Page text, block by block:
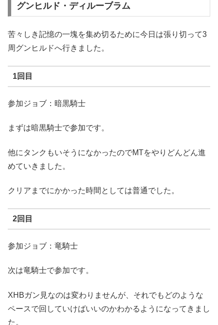
グンヒルド・ディルーブラム
苦々しき記憶の一塊を集め切るために今日は張り切って3
周グンヒルドへ行きました。
1回目
参加ジョブ：暗黒騎士
まずは暗黒騎士で参加です。
他にタンクもいそうになかったのでMTをやりどんどん進
めていきました。
クリアまでにかかった時間としては普通でした。
2回目
参加ジョブ：竜騎士
次は竜騎士で参加です。
XHBガン見なのは変わりませんが、それでもどのような
ペースで回していけばいいのかわかるようになってきまし
た。